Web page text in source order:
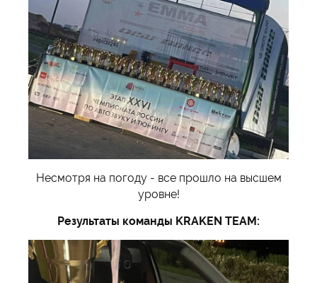
Несмотря на погоду - все прошло на высшем
уровне!
Результаты команды KRAKEN TEAM: